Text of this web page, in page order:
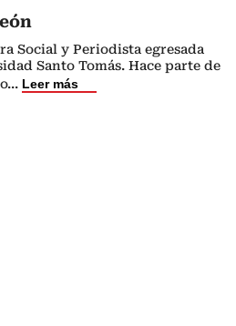
Social y Periodista egresada
Santo Tomás. Hace parte de
... Leer más